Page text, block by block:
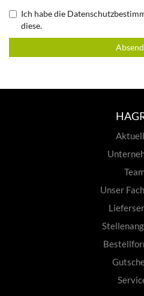
Ich habe die
diese.
Unser